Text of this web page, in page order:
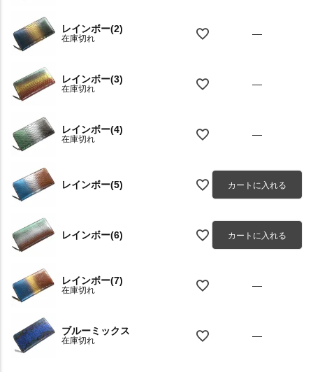
レインボー(2)
在庫切れ —
レインボー(3)
在庫切れ —
レインボー(4)
在庫切れ —
レインボー(5) カートに入れる
レインボー(6) カートに入れる
レインボー(7)
在庫切れ —
ブルーミックス
在庫切れ —